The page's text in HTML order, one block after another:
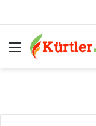
Menü